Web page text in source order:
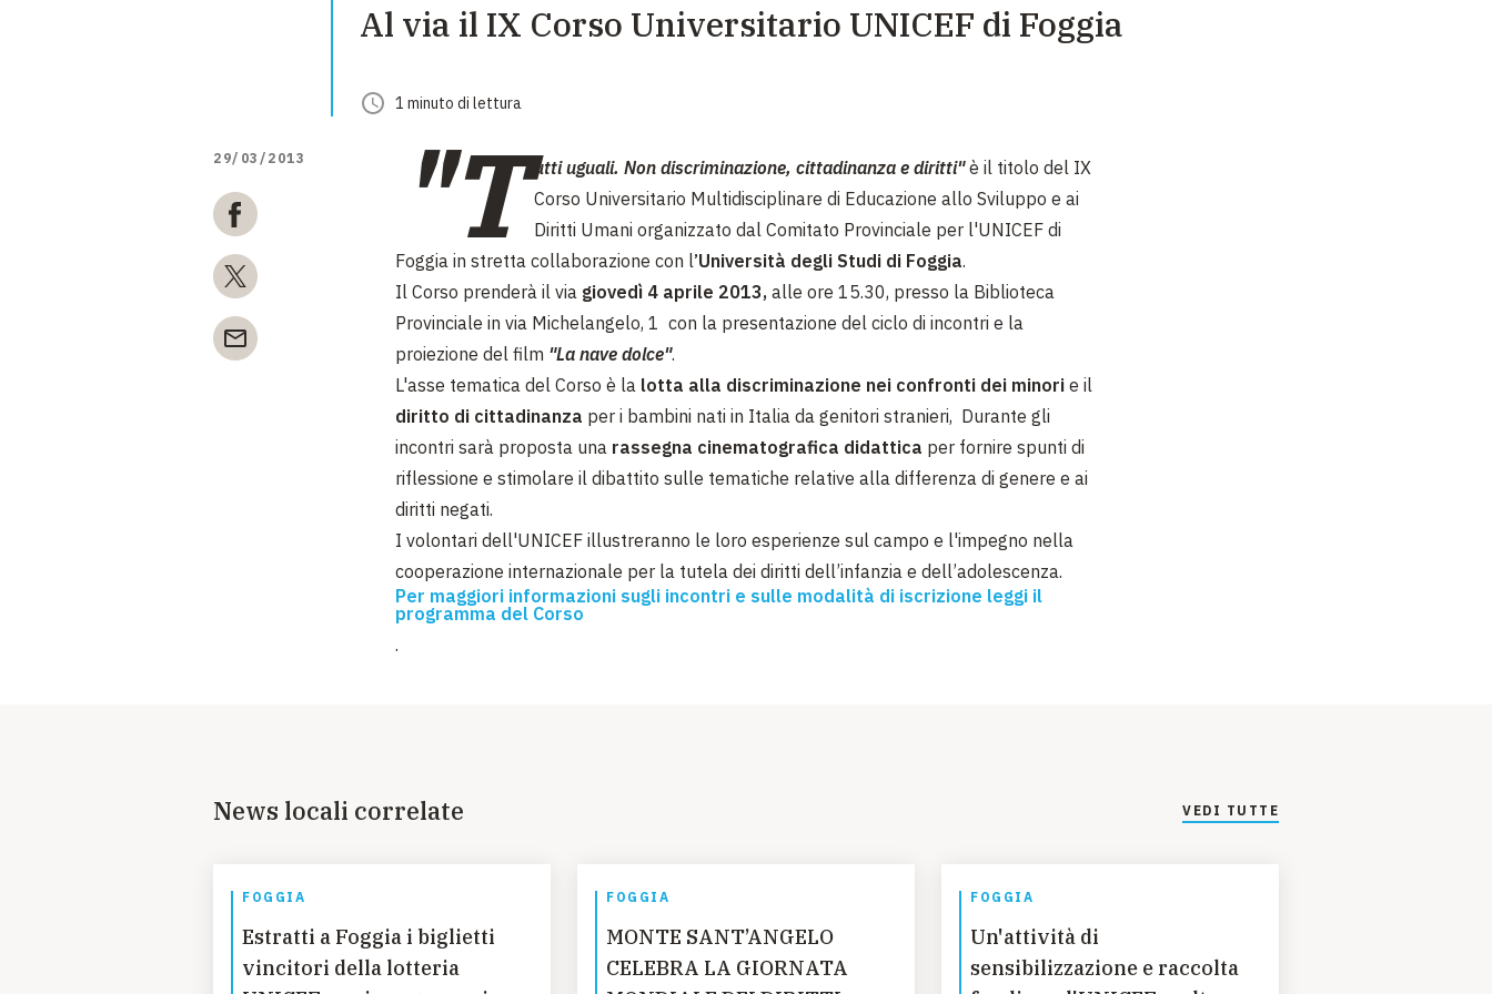
EMERGENZE
DIVERSI MODI PER DONARE. SCEGLI IL PIÙ
Al via il IX Corso Universitario UNICEF di Foggia
1 minuto di lettura
29/03/2013 "T utti uguali. Non discriminazione, cittadinanza e diritti"è il titolo del IX
Corso Universitario Multidisciplinare di Educazione allo Sviluppo e ai
Diritti Umani organizzato dal Comitato Provinciale per l'UNICEF di
Foggia in stretta collaborazione con l’Università degli Studi di Foggia.
Il Corso prenderà il via giovedì 4 aprile 2013, alle ore 15.30, presso la Biblioteca
Provinciale in via Michelangelo, 1 con la presentazione del ciclo di incontri e la
proiezione del film "La nave dolce".
L'asse tematica del Corso è la lotta alla discriminazione nei confronti dei minori e il
diritto di cittadinanza per i bambini nati in Italia da genitori stranieri, Durante gli
incontri sarà proposta una rassegna cinematografica didattica per fornire spunti di
riflessione e stimolare il dibattito sulle tematiche relative alla differenza di genere e ai
diritti negati.
I volontari dell'UNICEF illustreranno le loro esperienze sul campo e l'impegno nella
cooperazione internazionale per la tutela dei diritti dell’infanzia e dell’adolescenza.
Per maggiori informazioni sugli incontri e sulle modalità di iscrizione leggi il
programma del Corso
.
News locali correlate VEDI TUTTE
FOGGIA
Estratti a Foggia i biglietti
vincitori della lotteria
FOGGIA
MONTE SANT’ANGELO
CELEBRA LA GIORNATA
FOGGIA
Un'attività di
sensibilizzazione e raccolta